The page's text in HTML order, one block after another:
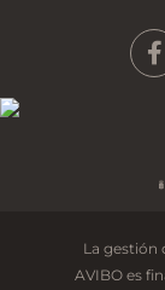
La gestión
AVIBO es